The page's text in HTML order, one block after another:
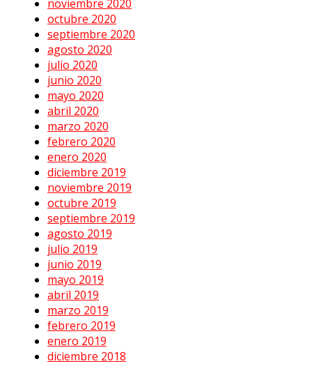
noviembre 2020
octubre 2020
septiembre 2020
agosto 2020
julio 2020
junio 2020
mayo 2020
abril 2020
marzo 2020
febrero 2020
enero 2020
diciembre 2019
noviembre 2019
octubre 2019
septiembre 2019
agosto 2019
julio 2019
junio 2019
mayo 2019
abril 2019
marzo 2019
febrero 2019
enero 2019
diciembre 2018